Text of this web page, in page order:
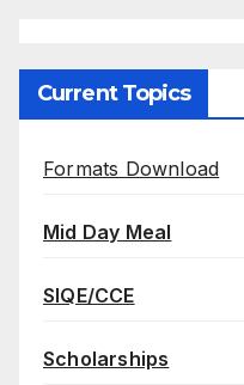
Current Topics
Formats Download
Mid Day Meal
SIQE/CCE
Scholarships